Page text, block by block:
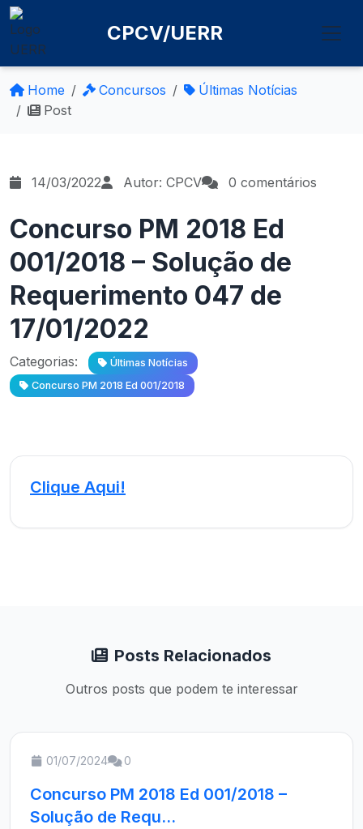
CPCV/UERR
Home Concursos
Últimas Notícias
Post
14/03/2022 Autor: CPCV 0 comentários
Concurso PM 2018 Ed
001/2018 – Solução de
Requerimento 047 de
17/01/2022
Categorias:
Últimas Notícias
Concurso PM 2018 Ed 001/2018
Clique Aqui!
Posts Relacionados
Outros posts que podem te interessar
01/07/2024 0
Concurso PM 2018 Ed 001/2018 –
Solução de Requ...